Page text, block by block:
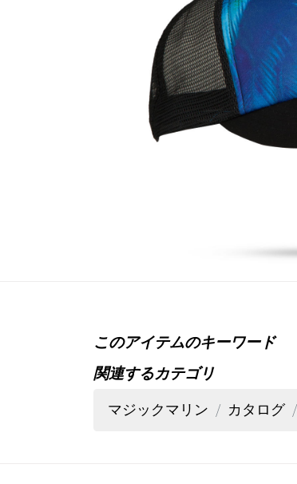
このアイテムのキーワード
関連するカテゴリ
マジックマリン
カタログ